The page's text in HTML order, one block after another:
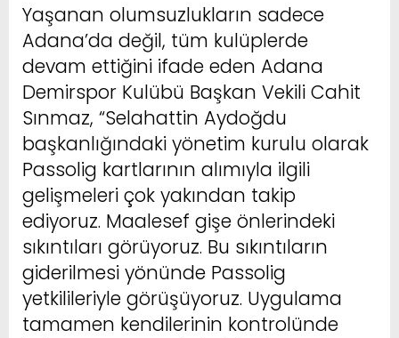
Yaşanan olumsuzlukların sadece
Adana’da değil, tüm kulüplerde
devam ettiğini ifade eden Adana
Demirspor Kulübü Başkan Vekili Cahit
Sınmaz, “Selahattin Aydoğdu
başkanlığındaki yönetim kurulu olarak
Passolig kartlarının alımıyla ilgili
gelişmeleri çok yakından takip
ediyoruz. Maalesef gişe önlerindeki
sıkıntıları görüyoruz. Bu sıkıntıların
giderilmesi yönünde Passolig
yetkilileriyle görüşüyoruz. Uygulama
tamamen kendilerinin kontrolünde